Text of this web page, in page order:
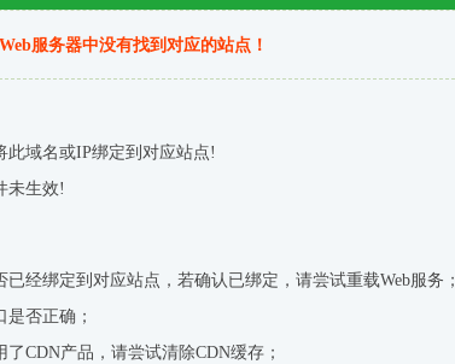
服务器中没有找到对应的站点！
此域名或IP绑定到对应站点!
未生效!
已经绑定到对应站点，若确认已绑定，请尝试重载Web服务；
是否正确；
了CDN产品，请尝试清除CDN缓存；